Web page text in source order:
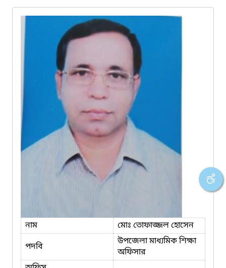
নাম
মোঃ তোফাজ্জল হোসেন
পদবি
উপজেলা মাধ্যমিক শিক্ষা
অফিসার